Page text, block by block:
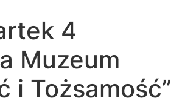
4
Muzeum
i Tożsamość”